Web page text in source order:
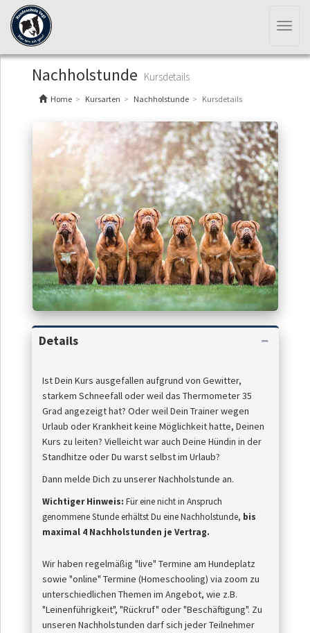
Nachholstunde Kursdetails
Home Kursarten Nachholstunde Kursdetails
Details
Ist Dein Kurs ausgefallen aufgrund von Gewitter,
starkem Schneefall oder weil das Thermometer 35
Grad angezeigt hat? Oder weil Dein Trainer wegen
Urlaub oder Krankheit keine Möglichkeit hatte, Deinen
Kurs zu leiten? Vielleicht war auch Deine Hündin in der
Standhitze oder Du warst selbst im Urlaub?
Dann melde Dich zu unserer Nachholstunde an.
Wichtiger Hinweis: Für eine nicht in Anspruch
genommene StundeerhältstDu eine Nachholstunde, bis
maximal 4 Nachholstunden je Vertrag.
Wir haben regelmäßig "live" Termine am Hundeplatz
sowie "online" Termine (Homeschooling) via zoom zu
unterschiedlichen Themen im Angebot, wie z.B.
"Leinenführigkeit", "Rückruf" oder "Beschäftigung". Zu
unseren Nachholstunden darf sich jeder Teilnehmer